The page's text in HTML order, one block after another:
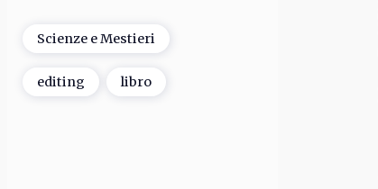
Scienze e Mestieri
editing libro